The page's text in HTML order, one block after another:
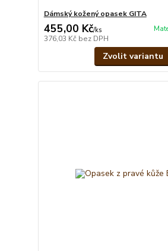
Dámský kožený opasek GITA
455,00 Kč/ks
376,03 Kč bez DPH
Zvolit variantu